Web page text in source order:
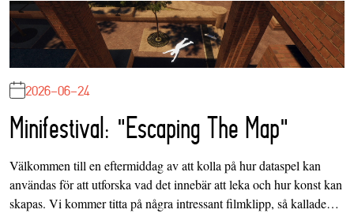
2026-06-24
Minifestival: "Escaping The Map"
Välkommen till en eftermiddag av att kolla på hur dataspel kan
användas för att utforska vad det innebär att leka och hur konst kan
skapas. Vi kommer titta på några intressant filmklipp, så kallade…